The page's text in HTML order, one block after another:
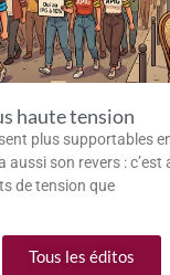
haute tension
plus supportables
son revers : c’est
de tension que
Tous les éditos